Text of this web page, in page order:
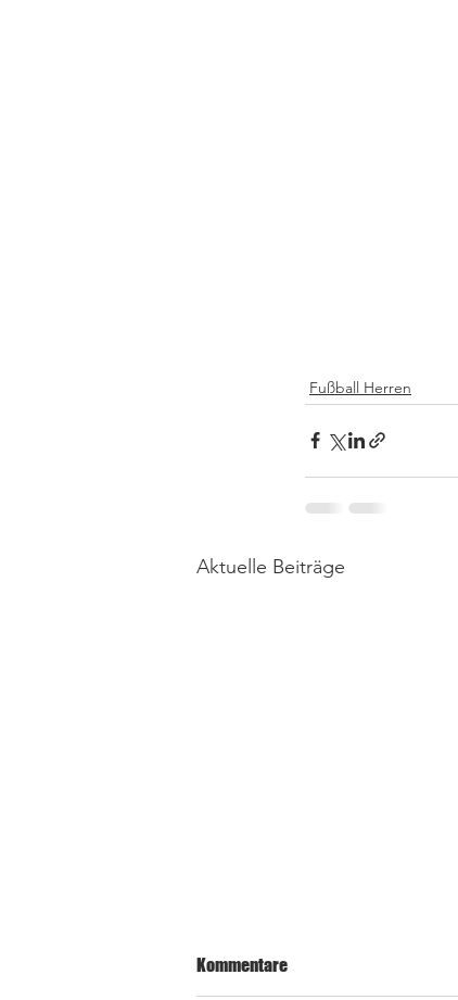
Fußball Herren
Aktuelle Beiträge
Kommentare